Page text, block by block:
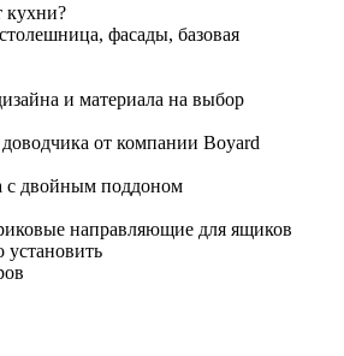
кухни?
фасады, базовая
и материала на выбор
от компании Boyard
с двойным поддоном
направляющие для ящиков